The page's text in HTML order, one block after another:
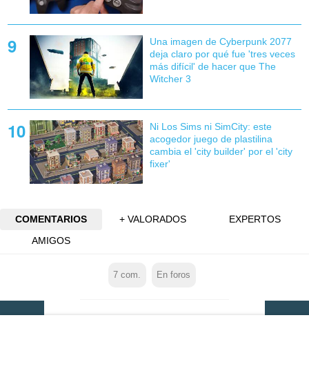
Una imagen de Cyberpunk 2077
deja claro por qué fue 'tres veces
más difícil' de hacer que The
Witcher 3
Ni Los Sims ni SimCity: este
acogedor juego de plastilina
cambia el 'city builder' por el 'city
fixer'
COMENTARIOS + VALORADOS
EXPERTOS
AMIGOS
7 com. En foros